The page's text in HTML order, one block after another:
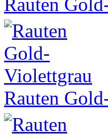
Rauten